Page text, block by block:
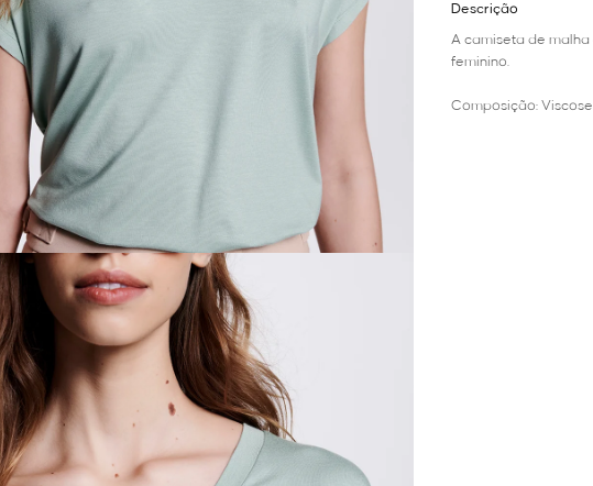
Descrição
A camiseta de
feminino.
Composição: